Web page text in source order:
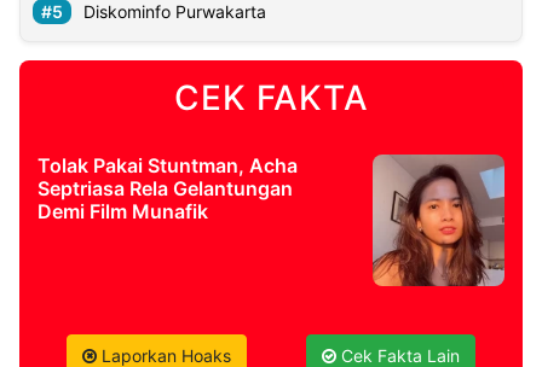
Diskominfo Purwakarta
CEK FAKTA
Tolak Pakai Stuntman, Acha
Septriasa Rela Gelantungan
Demi Film Munafik
Laporkan Hoaks Cek Fakta Lain